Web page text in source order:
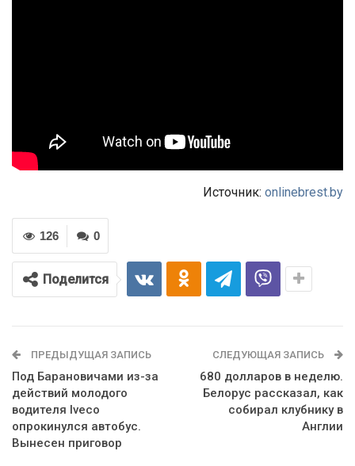
Источник: onlinebrest.by
0
126
Поделится
ПРЕДЫДУЩАЯ ЗАПИСЬ
Под Барановичами из-за
действий молодого
водителя Iveсо
опрокинулся автобус.
Вынесен приговор
СЛЕДУЮЩАЯ ЗАПИСЬ
680 долларов в неделю.
Белорус рассказал, как
собирал клубнику в
Англии